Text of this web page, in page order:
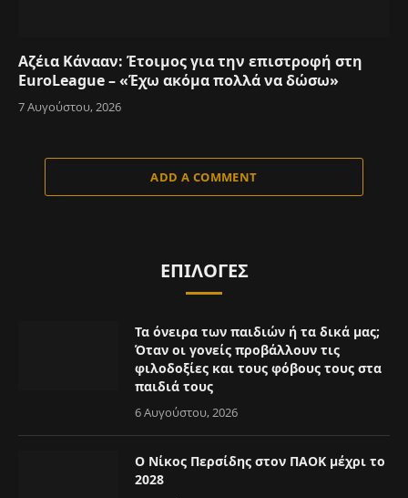
Αζέια Κάνααν: Έτοιμος για την επιστροφή στη
EuroLeague – «Έχω ακόμα πολλά να δώσω»
7 Αυγούστου, 2026
ADD A COMMENT
ΕΠΙΛΟΓΈΣ
Τα όνειρα των παιδιών ή τα δικά μας;
Όταν οι γονείς προβάλλουν τις
φιλοδοξίες και τους φόβους τους στα
παιδιά τους
6 Αυγούστου, 2026
Ο Νίκος Περσίδης στον ΠΑΟΚ μέχρι το
2028